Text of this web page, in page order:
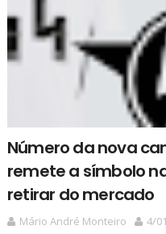
Número da nova
remete a símbolo
retirar do mercado
Mário André Monteiro
4/